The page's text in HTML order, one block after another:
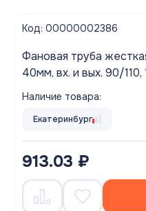
Код: 00000002386
Фановая труба
40мм, вх. и вых. 90/
Наличие товара:
Екатеринбург
913.03 ₽